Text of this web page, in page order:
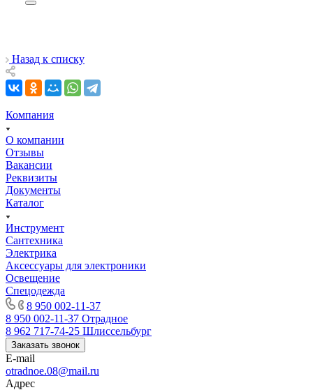
Назад к списку
Компания
О компании
Отзывы
Вакансии
Реквизиты
Документы
Каталог
Инструмент
Сантехника
Электрика
Аксессуары для электроники
Освещение
Спецодежда
8 950 002-11-37
8 950 002-11-37 Отрадное
8 962 717-74-25 Шлиссельбург
Заказать звонок
E-mail
otradnoe.08@mail.ru
Адрес